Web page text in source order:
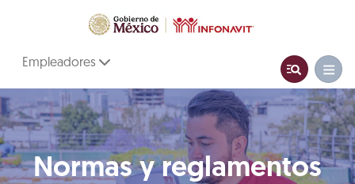
Empleadores
Normas y reglamentos